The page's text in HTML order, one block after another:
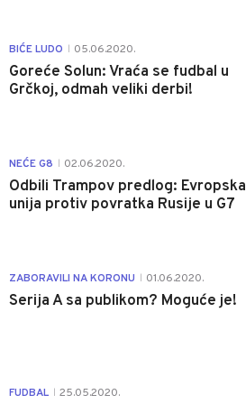
BIĆE LUDO 05.06.2020.
Goreće Solun: Vraća se fudbal u
Grčkoj, odmah veliki derbi!
NEĆE G8 02.06.2020.
Odbili Trampov predlog: Evropska
unija protiv povratka Rusije u G7
ZABORAVILI NA KORONU 01.06.2020.
Serija A sa publikom? Moguće je!
FUDBAL 25.05.2020.